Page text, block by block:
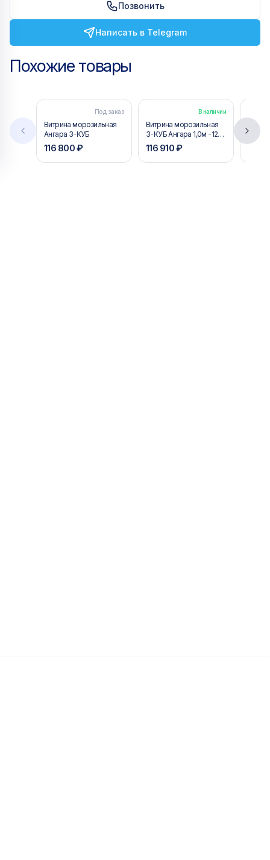
Позвонить
Написать в Telegram
Похожие товары
Под заказ
Витрина морозильная
Ангара 3-КУБ
116 800 ₽
В наличии
Витрина морозильная
3-КУБ Ангара 1,0м -12-
15
116 910 ₽
3-КУБ
15
123